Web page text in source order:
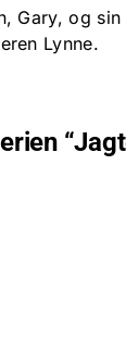
Gary, og
Lynne.